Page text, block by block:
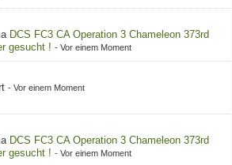
DCS FC3 CA Operation 3 Chameleon 373rd
gesucht ! - Vor einem Moment
- Vor einem Moment
DCS FC3 CA Operation 3 Chameleon 373rd
gesucht ! - Vor einem Moment